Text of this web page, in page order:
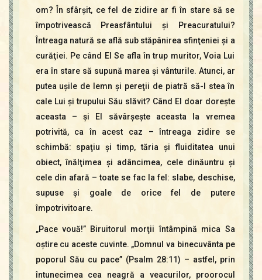
om? În sfârşit, ce fel de zidire ar fi în stare să se
împotrivească Preasfântului şi Preacuratului?
Întreaga natură se află sub stăpânirea sfinţeniei şi a
curăţiei. Pe când El Se afla în trup muritor, Voia Lui
era în stare să supună marea şi vânturile. Atunci, ar
putea uşile de lemn şi pereţii de piatră să-I stea în
cale Lui şi trupului Său slăvit? Când El doar doreşte
aceasta – şi El săvârşeşte aceasta la vremea
potrivită, ca în acest caz – întreaga zidire se
schimbă: spaţiu şi timp, tăria şi fluiditatea unui
obiect, înălţimea şi adâncimea, cele dinăuntru şi
cele din afară – toate se fac la fel: slabe, deschise,
supuse şi goale de orice fel de putere
împotrivitoare.
„Pace vouă!” Biruitorul morţii întâmpină mica Sa
oştire cu aceste cuvinte. „Domnul va binecuvânta pe
poporul Său cu pace” (Psalm 28:11) – astfel, prin
întunecimea cea neagră a veacurilor, proorocul